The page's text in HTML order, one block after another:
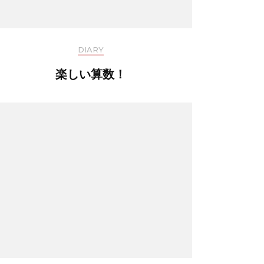
DIARY
楽しい算数！